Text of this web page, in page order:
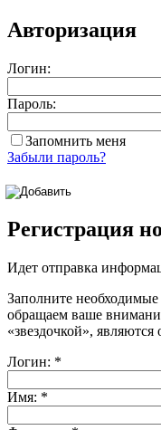
Авторизация
Логин:
Пароль:
Запомнить меня
Забыли пароль?
Регистрация
Идет отправка
Заполните
обращаем ваше
«звездочкой», являются
Логин: *
Имя: *